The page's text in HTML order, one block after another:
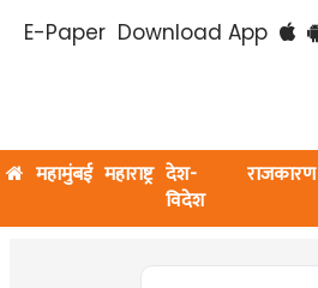
E-Paper Download App
महामुंबई महाराष्ट्र देश-
विदेश
राजकारण